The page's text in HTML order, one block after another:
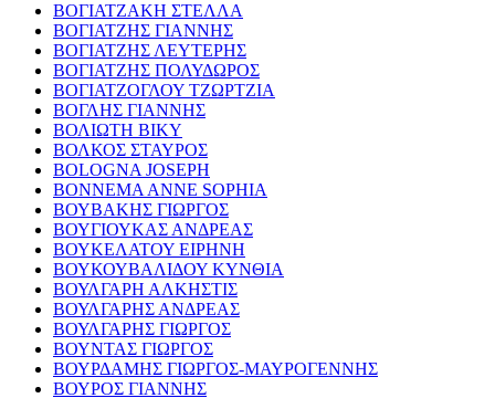
ΒΟΓΙΑΤΖΑΚΗ ΣΤΕΛΛΑ
ΒΟΓΙΑΤΖΗΣ ΓΙΑΝΝΗΣ
ΒΟΓΙΑΤΖΗΣ ΛΕΥΤΕΡΗΣ
ΒΟΓΙΑΤΖΗΣ ΠΟΛΥΔΩΡΟΣ
ΒΟΓΙΑΤΖΟΓΛΟΥ ΤΖΩΡΤΖΙΑ
ΒΟΓΛΗΣ ΓΙΑΝΝΗΣ
ΒΟΛΙΩΤΗ ΒΙΚΥ
ΒΟΛΚΟΣ ΣΤΑΥΡΟΣ
BOLOGNA JOSEPH
BONNEMA ANNE SOPHIA
ΒΟΥΒΑΚΗΣ ΓΙΩΡΓΟΣ
ΒΟΥΓΙΟΥΚΑΣ ΑΝΔΡΕΑΣ
ΒΟΥΚΕΛΑΤΟΥ ΕΙΡΗΝΗ
ΒΟΥΚΟΥΒΑΛΙΔΟΥ ΚΥΝΘΙΑ
ΒΟΥΛΓΑΡΗ ΑΛΚΗΣΤΙΣ
ΒΟΥΛΓΑΡΗΣ ΑΝΔΡΕΑΣ
ΒΟΥΛΓΑΡΗΣ ΓΙΩΡΓΟΣ
ΒΟΥΝΤΑΣ ΓΙΩΡΓΟΣ
ΒΟΥΡΔΑΜΗΣ ΓΙΩΡΓΟΣ-ΜΑΥΡΟΓΕΝΝΗΣ
ΒΟΥΡΟΣ ΓΙΑΝΝΗΣ